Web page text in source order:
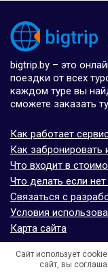
bigtrip.by – это
поездки от всех
каждом туре вы
сможете заказать
Как работает
Как забронировать
Что входит в
Что делать если
Связаться с
Условия
Карта сайта
© bigtrip.by,elijoviaje.es–
- 5.0 на
Сайт использует
сайт, вы